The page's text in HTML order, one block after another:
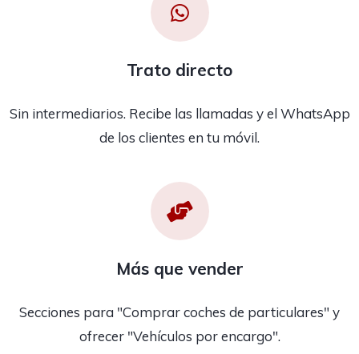
Trato directo
Sin intermediarios. Recibe las llamadas y el WhatsApp
de los clientes en tu móvil.
Más que vender
Secciones para "Comprar coches de particulares" y
ofrecer "Vehículos por encargo".